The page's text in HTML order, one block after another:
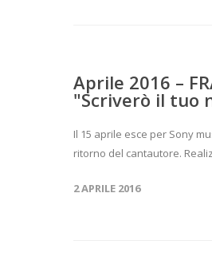
Aprile 2016 –
"Scriverò il tuo
Il 15 aprile esce per Sony
ritorno del cantautore.
2 APRILE 2016